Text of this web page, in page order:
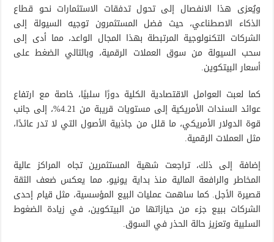
ويُعزى هذا الانفصال إلى تحول تدفقات الاستثمارات نحو قطاع
الذكاء الاصطناعي، حيث فضل المستثمرون توجيه السيولة إلى
الشركات التكنولوجية المرتبطة بهذا المجال الواعد، مما أدى إلى
سحب السيولة من سوق العملات الرقمية، وبالتالي الضغط على
أسعار البيتكوين.
كما لعبت العوامل الاقتصادية الكلية دورًا سلبيًا، خاصة مع ارتفاع
عوائد السندات الأمريكية إلى مستويات قريبة من 4.21%، إلى جانب
قوة الدولار الأمريكي، ما قلل من جاذبية الأصول التي لا تدر عائدًا،
مثل العملات الرقمية.
إضافة إلى ذلك، تراجعت شهية المستثمرين تجاه المراكز عالية
المخاطر والرافعة المالية منذ بداية يونيو، مما يعكس ضعف الثقة
قصيرة الأجل. كما ساهمت عمليات البيع المؤسسية، مثل قيام إحدى
الشركات ببيع جزء من حيازاتها من البيتكوين، في زيادة الضغوط
السلبية وتعزيز حالة الحذر في السوق.